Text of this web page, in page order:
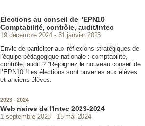
Élections au conseil de l'EPN10
Comptabilité, contrôle, audit/Intec
19 décembre 2024
31 janvier 2025
Envie de participer aux réflexions stratégiques de
l'équipe pédagogique nationale : comptabilité,
contrôle, audit ? *Rejoignez le nouveau conseil de
l’EPN10 !Les élections sont ouvertes aux élèves
et anciens élèves.
2023 - 2024
Webinaires de l'Intec 2023-2024
1 septembre 2023
15 mai 2024